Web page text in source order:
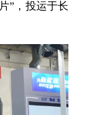
”，投运于长